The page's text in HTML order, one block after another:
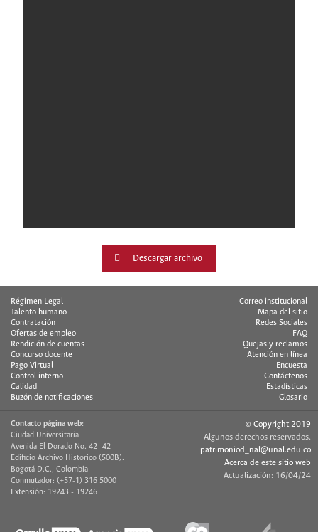
Descargar archivo
Régimen Legal
Talento humano
Contratación
Ofertas de empleo
Rendición de cuentas
Concurso docente
Pago Virtual
Control interno
Calidad
Buzón de notificaciones
Correo institucional
Mapa del sitio
Redes Sociales
FAQ
Quejas y reclamos
Atención en línea
Encuesta
Contáctenos
Estadísticas
Glosario
Contacto página web:
Ciudad Universitaria
Avenida El Dorado No. 42- 42
Edificio Archivo Historico (500B).
Bogotá D.C., Colombia
Conmutador: (+57-1) 316 5000
Extensión: 19243 - 19246
© Copyright 2019
Algunos derechos reservados.
patrimoniod_nal@unal.edu.co
Acerca de este sitio web
Actualización: 16/04/24